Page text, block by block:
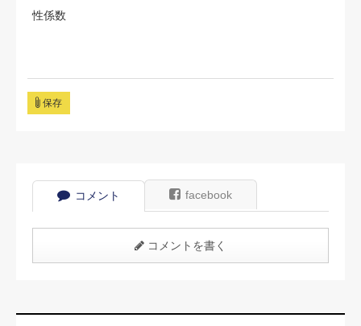
性係数
保存
コメント facebook
コメントを書く